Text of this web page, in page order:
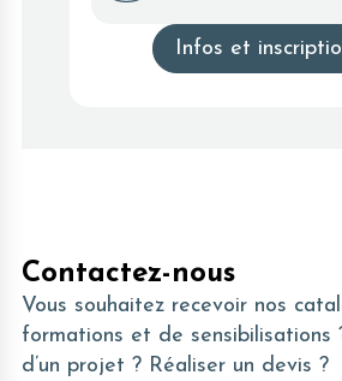
Infos et
Contactez-nous
Vous souhaitez recevoir nos
formations et de sensibilisations
d’un projet ? Réaliser un devis ?